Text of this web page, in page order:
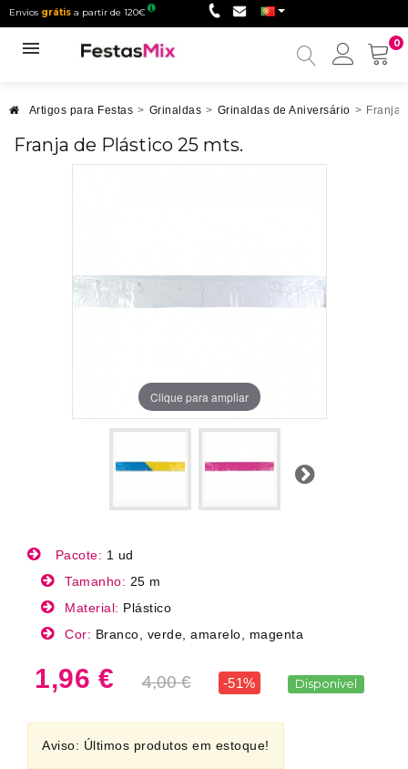
Envios grátis a partir de 120€
0
Minha
Artigos para Festas > Grinaldas > Grinaldas de Aniversário > Franja
Franja de Plástico 25 mts.
Clique para ampliar
Próximo
Pacote: 1 ud
Tamanho: 25 m
Material: Plástico
Cor: Branco, verde, amarelo, magenta
1,96 € 4,00 € -51% Disponível
Aviso: Últimos produtos em estoque!